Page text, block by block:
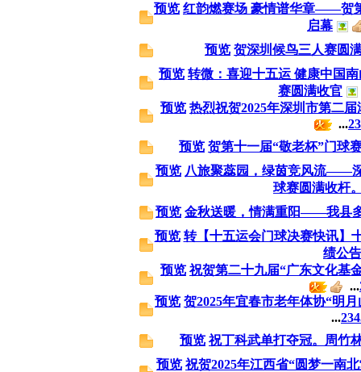
预览 红韵燃赛场 豪情谱华章——贺
启幕
预览 贺深圳候鸟三人赛圆
预览 转微：喜迎十五运 健康中国
赛圆满收官
预览 热烈祝贺2025年深圳市第二
...23
预览 贺第十一届“敬老杯”门球
预览 八旅聚蕊园，绿茵竞风流——
球赛圆满收杆
预览 金秋送暖，情满重阳——我县
预览 转【十五运会门球决赛快讯】
绩公
预览 祝贺第二十九届“广东文化基
...
预览 贺2025年宜春市老年体协“明
...234
预览 祝丁科武单打夺冠。周竹
预览 祝贺2025年江西省“圆梦一南